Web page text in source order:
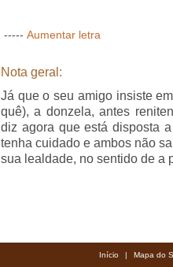
----- Aumentar letra
Nota geral:
Já que o seu amigo insiste
quê), a donzela, antes
diz agora que está disposta
tenha cuidado e ambos não
sua lealdade, no sentido de a
Início | Mapa do